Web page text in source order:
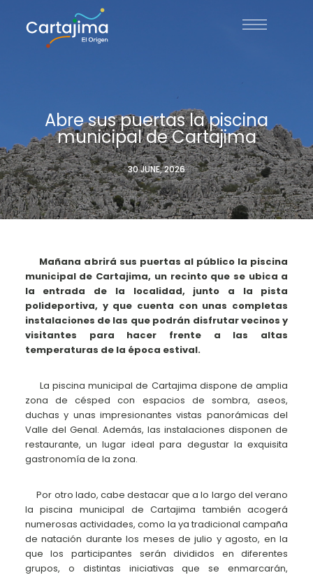
Abre sus puertas la piscina
municipal de Cartajima
30 JUNE, 2026
Mañana abrirá sus puertas al público la piscina
municipal de Cartajima, un recinto que se ubica a
la entrada de la localidad, junto a la pista
polideportiva, y que cuenta con unas completas
instalaciones de las que podrán disfrutar vecinos y
visitantes para hacer frente a las altas
temperaturas de la época estival.
La piscina municipal de Cartajima dispone de amplia
zona de césped con espacios de sombra, aseos,
duchas y unas impresionantes vistas panorámicas del
Valle del Genal. Además, las instalaciones disponen de
restaurante, un lugar ideal para degustar la exquisita
gastronomía de la zona.
Por otro lado, cabe destacar que a lo largo del verano
la piscina municipal de Cartajima también acogerá
numerosas actividades, como la ya tradicional campaña
de natación durante los meses de julio y agosto, en la
que los participantes serán divididos en diferentes
grupos, o distintas iniciativas que se enmarcarán,